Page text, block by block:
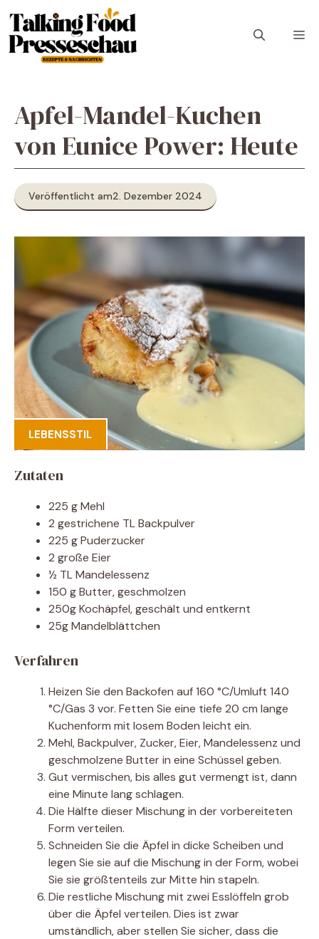
Inhalt
springen
Apfel-Mandel-Kuchen
von Eunice Power: Heute
Veröffentlicht am2. Dezember 2024
LEBENSSTIL
Zutaten
225 g Mehl
2 gestrichene TL Backpulver
225 g Puderzucker
2 große Eier
½ TL Mandelessenz
150 g Butter, geschmolzen
250g Kochäpfel, geschält und entkernt
25g Mandelblättchen
Verfahren
Heizen Sie den Backofen auf 160 °C/Umluft 140
°C/Gas 3 vor. Fetten Sie eine tiefe 20 cm lange
Kuchenform mit losem Boden leicht ein.
Mehl, Backpulver, Zucker, Eier, Mandelessenz und
geschmolzene Butter in eine Schüssel geben.
Gut vermischen, bis alles gut vermengt ist, dann
eine Minute lang schlagen.
Die Hälfte dieser Mischung in der vorbereiteten
Form verteilen.
Schneiden Sie die Äpfel in dicke Scheiben und
legen Sie sie auf die Mischung in der Form, wobei
Sie sie größtenteils zur Mitte hin stapeln.
Die restliche Mischung mit zwei Esslöffeln grob
über die Äpfel verteilen. Dies ist zwar
umständlich, aber stellen Sie sicher, dass die